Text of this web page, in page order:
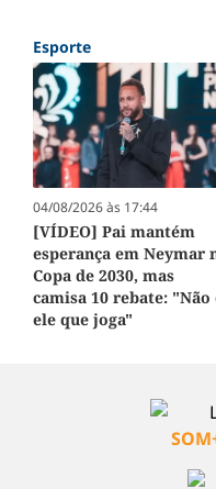
Esporte
04/08/2026 às 17:44
[VÍDEO] Pai mantém
esperança em Neymar
Copa de 2030, mas
camisa 10 rebate: "Não
ele que joga"